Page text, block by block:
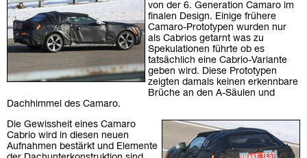
von der 6. Generation Camaro im
finalen Design. Einige frühere
Camaro-Prototypen wurden nur
als Cabrios getarnt was zu
Spekulationen führte ob es
tatsächlich eine Cabrio-Variante
geben wird. Diese Prototypen
zeigten damals keinen erkennbare
Brüche an den A-Säulen und
Dachhimmel des Camaro.
Die Gewissheit eines Camaro
Cabrio wird in diesen neuen
Aufnahmen bestärkt und Elemente